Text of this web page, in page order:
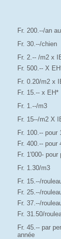
Fr. 200.--/an
Fr. 30.--/chien
Fr. 2.-- /m2 x
Fr. 500.-- X
Fr. 0.20/m2 x
Fr. 15.-- x EH*
Fr. 1.--/m3
Fr. 15--/m2 X
Fr. 100.-- pour
Fr. 400.-- pour
Fr. 1'000-
Fr. 1.30/m3
Fr. 15.--/
Fr. 25.--/
Fr. 37.--/
Fr. 31.50/
Fr. 45.-- par
année